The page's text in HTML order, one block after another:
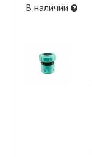
В наличии